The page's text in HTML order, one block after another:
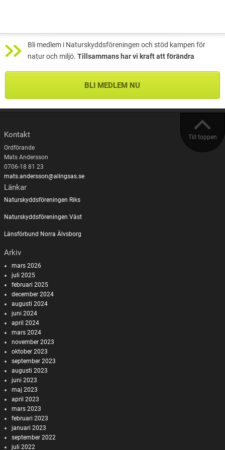
Bli medlem i Naturskyddsföreningen och stöd kampen för
natur och miljö. Tillsammans har vi kraft att förändra
BLI MEDLEM NU
Till toppen
Kontakt
Ordförande
Mats Andersson
0706-18 81 23
mats.andersson@alingsas.se
Länkar
Naturskyddsföreningen Riks
Naturskyddsföreningen Väst
Länsförbund Norra Älvsborg
Arkiv
mars 2026
juli 2025
februari 2025
december 2024
augusti 2024
juni 2024
april 2024
mars 2024
november 2023
oktober 2023
september 2023
augusti 2023
juni 2023
maj 2023
april 2023
mars 2023
februari 2023
januari 2023
september 2022
juli 2022